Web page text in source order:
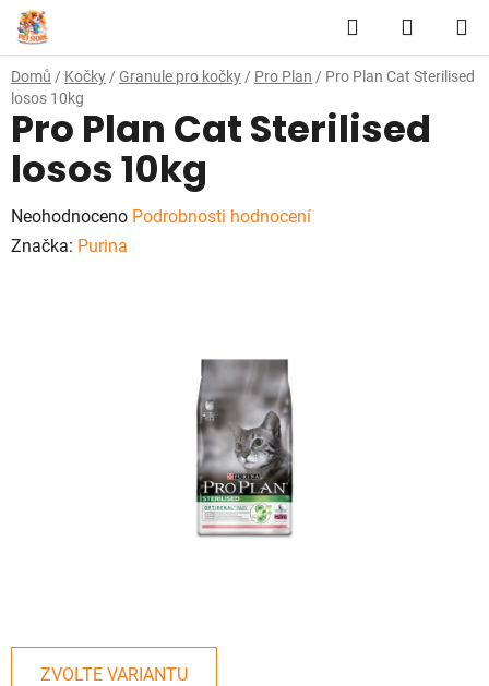
Přejít
na
obsah
Hledat
KOŠÍK
Domů / Kočky / Granule pro kočky / Pro Plan / Pro Plan Cat Sterilised
losos 10kg
ZVOLTE VARIANTU
Pro Plan Cat Sterilised
losos 10kg
Průměrné
hodnocení
Neohodnoceno Podrobnosti hodnocení
Značka: Purina